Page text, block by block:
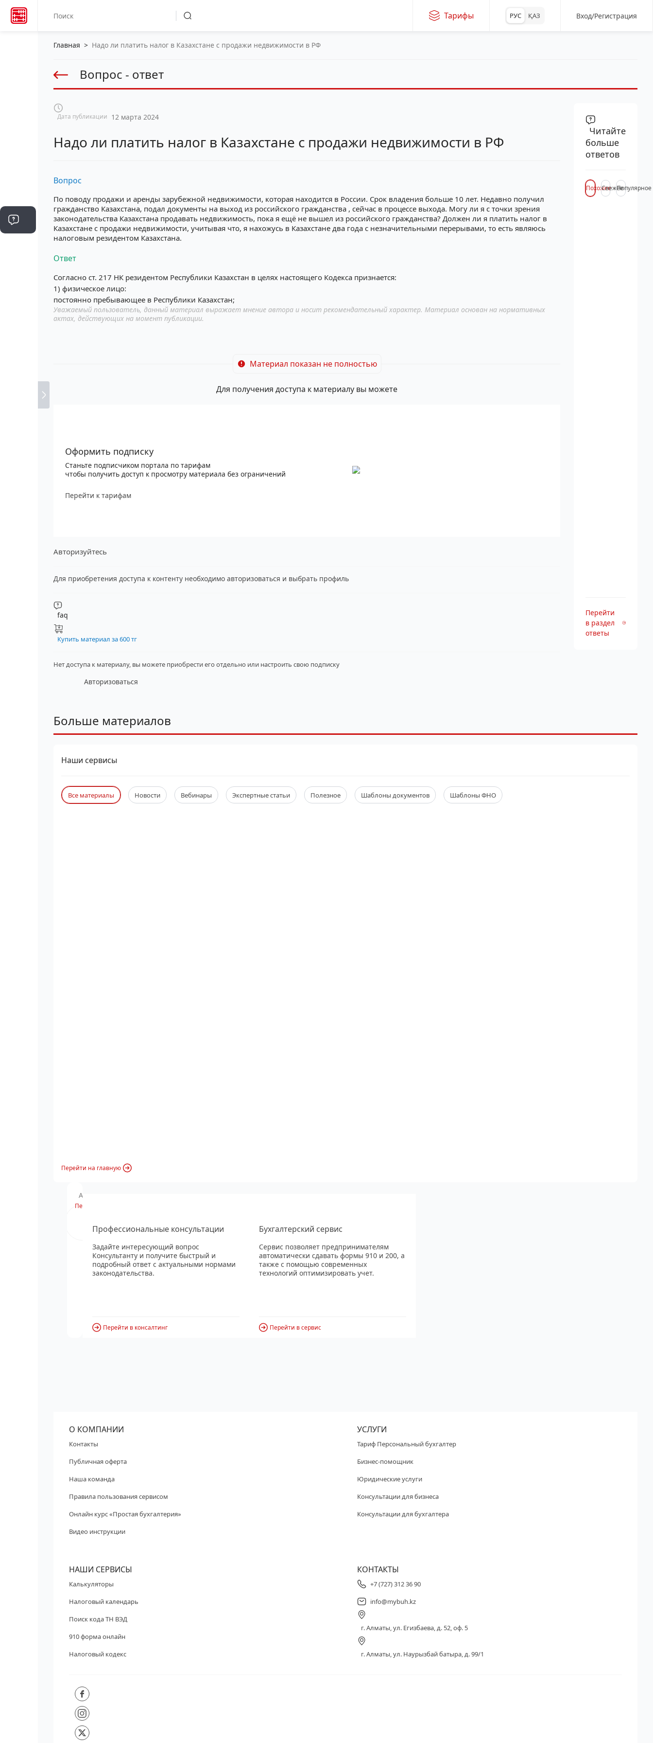
Тарифы РУС ҚАЗ Вход/Регистрация
Главная > Надо ли платить налог в Казахстане с продажи недвижимости в РФ
Вопрос - ответ
Дата публикации 12 марта 2024
Надо ли платить налог в Казахстане с продажи недвижимости в РФ
Вопрос
По поводу продажи и аренды зарубежной недвижимости, которая находится в России. Срок владения больше 10 лет. Недавно получил
гражданство Казахстана, подал документы на выход из российского гражданства , сейчас в процессе выхода. Могу ли я с точки зрения
законодательства Казахстана продавать недвижимость, пока я ещё не вышел из российского гражданства? Должен ли я платить налог в
Казахстане с продажи недвижимости, учитывая что, я нахожусь в Казахстане два года с незначительными перерывами, то есть являюсь
налоговым резидентом Казахстана.
Ответ
Согласно ст. 217 НК резидентом Республики Казахстан в целях настоящего Кодекса признается:
1) физическое лицо:
постоянно пребывающее в Республики Казахстан;
Уважаемый пользователь, данный материал выражает мнение автора и носит рекомендательный характер. Материал основан на нормативных
актах, действующих на момент публикации.
Материал показан не полностью
Для получения доступа к материалу вы можете
Оформить подписку
Станьте подписчиком портала по тарифам
чтобы получить доступ к просмотру материала без ограничений
Перейти к тарифам
Авторизуйтесь
Для приобретения доступа к контенту необходимо авторизоваться и выбрать профиль
faq
Купить материал за 600 тг
Нет доступа к материалу, вы можете приобрести его отдельно или настроить свою подписку
Авторизоваться
Читайте
больше
ответов
ПохожееСвежееПопулярное
Перейти
в раздел
ответы
Больше материалов
Наши сервисы
Все материалы Новости Вебинары Экспертные статьи Полезное Шаблоны документов Шаблоны ФНО
Перейти на главную
Анонс вебинара
Перейти
Профессиональные консультации
Задайте интересующий вопрос
Консультанту и получите быстрый и
подробный ответ с актуальными нормами
законодательства.
Перейти в консалтинг
Бухгалтерский сервис
Сервис позволяет предпринимателям
автоматически сдавать формы 910 и 200, а
также с помощью современных
технологий оптимизировать учет.
Перейти в сервис
О КОМПАНИИ
Контакты
Публичная оферта
Наша команда
Правила пользования сервисом
Онлайн курс «Простая бухгалтерия»
Видео инструкции
УСЛУГИ
Тариф Персональный бухгалтер
Бизнес-помощник
Юридические услуги
Консультации для бизнеса
Консультации для бухгалтера
НАШИ СЕРВИСЫ
Калькуляторы
Налоговый календарь
Поиск кода ТН ВЭД
910 форма онлайн
Налоговый кодекс
КОНТАКТЫ
+7 (727) 312 36 90
info@mybuh.kz
г. Алматы, ул. Егизбаева, д. 52, оф. 5
г. Алматы, ул. Наурызбай батыра, д. 99/1